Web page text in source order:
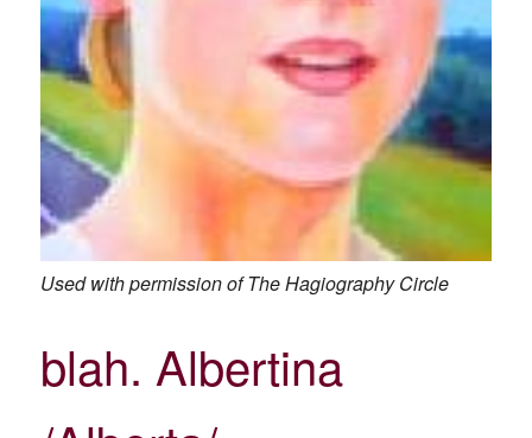
Used with permission of The Hagiography Circle
blah. Albertina